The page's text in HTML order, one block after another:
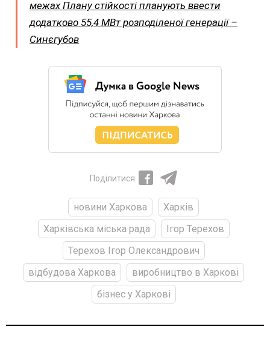
межах Плану стійкості планують ввести
додатково 55,4 МВт розподіленої генерації –
Синєгубов
Поділитися
новини Харкова
Харків
Харківська міська рада
Ігор Терехов
Терехов Ігор Олександрович
відбудова Харкова
виробництво в Харкові
бізнес у Харкові